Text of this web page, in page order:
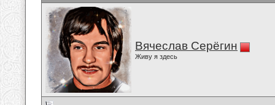
Вячеслав Серёгин
Живу я здесь